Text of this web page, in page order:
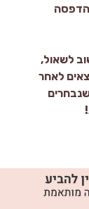
לשאול,
לאחר